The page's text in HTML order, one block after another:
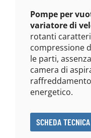
Pompe per
variatore di
rotanti
compressione
le parti,
camera di
energetico.
SCHEDA TECNICA